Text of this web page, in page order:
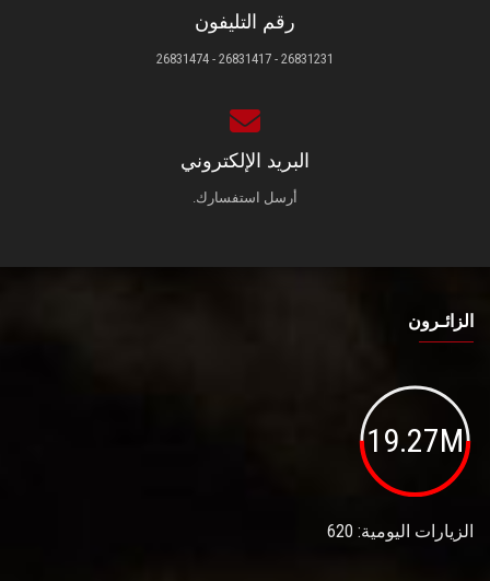
رقم التليفون
26831231 - 26831417 - 26831474
البريد الإلكتروني
أرسل استفسارك.
الزائـرون
19.27M
الزيارات اليومية: 620